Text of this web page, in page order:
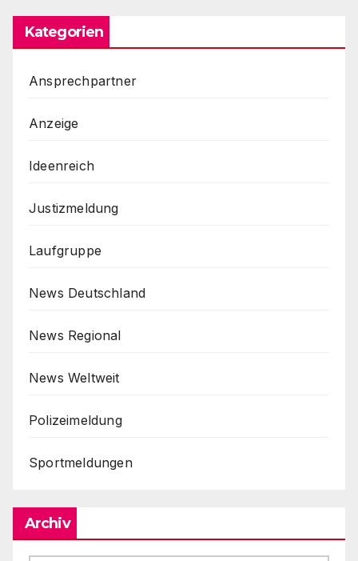
Kategorien
Ansprechpartner
Anzeige
Ideenreich
Justizmeldung
Laufgruppe
News Deutschland
News Regional
News Weltweit
Polizeimeldung
Sportmeldungen
Archiv